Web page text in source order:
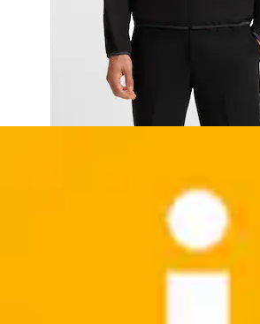
Ursprünglicher PreisUVP 299,00 €
249,99 €